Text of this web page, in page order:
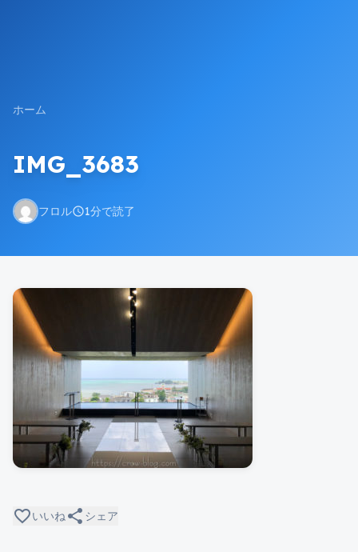
ホーム
IMG_3683
フロルschedule1分で読了
favorite_borderいいねshare シェア